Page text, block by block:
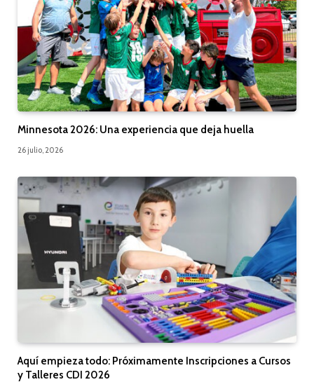
Minnesota 2026: Una experiencia que deja huella
26 julio, 2026
Aquí empieza todo: Próximamente Inscripciones a Cursos
y Talleres CDI 2026